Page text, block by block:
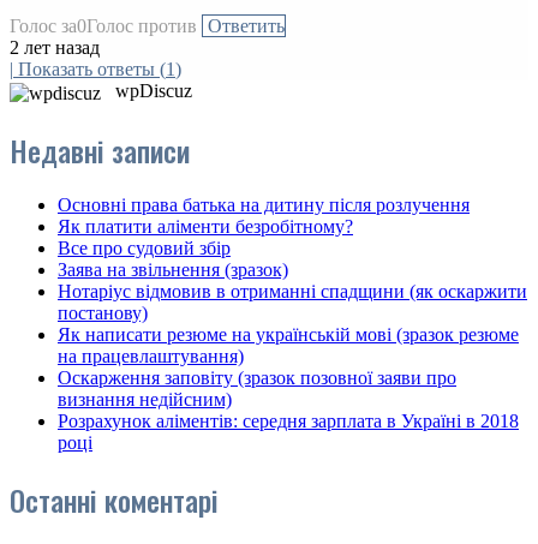
Голос за0Голос против Ответить
2 лет назад
| Показать ответы (1)
wpDiscuz
Недавні записи
Основні права батька на дитину після розлучення
Як платити аліменти безробітному?
Все про судовий збір
Заява на звільнення (зразок)
Нотаріус відмовив в отриманні спадщини (як оскаржити
постанову)
Як написати резюме на українській мові (зразок резюме
на працевлаштування)
Оскарження заповіту (зразок позовної заяви про
визнання недійсним)
Розрахунок аліментів: середня зарплата в Україні в 2018
році
Останні коментарі